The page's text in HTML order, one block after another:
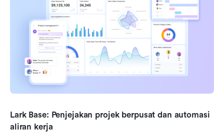
Lark Base: Penjejakan projek berpusat dan automasi
aliran kerja